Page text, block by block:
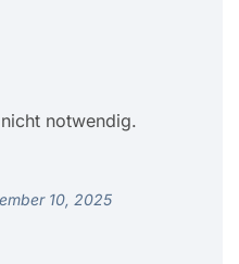
notwendig.
10, 2025